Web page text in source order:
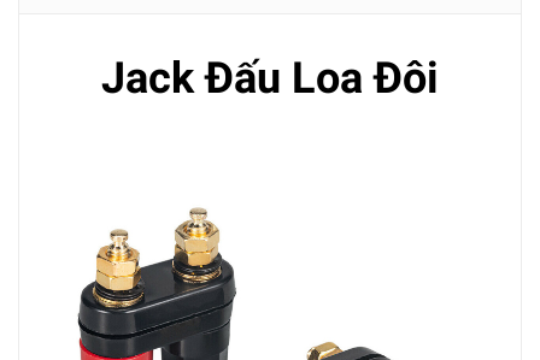
Jack Đấu Loa Đôi